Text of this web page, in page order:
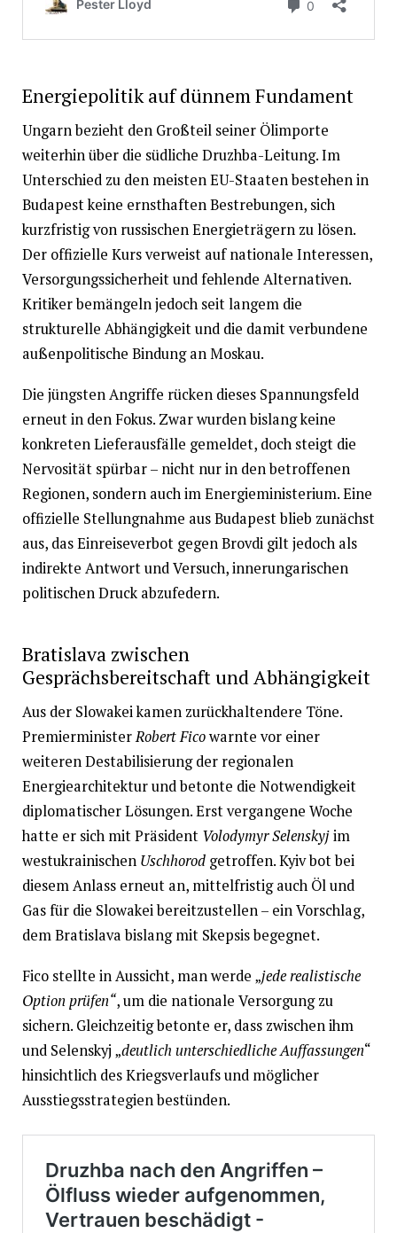
Energiepolitik auf dünnem Fundament
Ungarn bezieht den Großteil seiner Ölimporte
weiterhin über die südliche Druzhba-Leitung. Im
Unterschied zu den meisten EU-Staaten bestehen in
Budapest keine ernsthaften Bestrebungen, sich
kurzfristig von russischen Energieträgern zu lösen.
Der offizielle Kurs verweist auf nationale Interessen,
Versorgungssicherheit und fehlende Alternativen.
Kritiker bemängeln jedoch seit langem die
strukturelle Abhängigkeit und die damit verbundene
außenpolitische Bindung an Moskau.
Die jüngsten Angriffe rücken dieses Spannungsfeld
erneut in den Fokus. Zwar wurden bislang keine
konkreten Lieferausfälle gemeldet, doch steigt die
Nervosität spürbar – nicht nur in den betroffenen
Regionen, sondern auch im Energieministerium. Eine
offizielle Stellungnahme aus Budapest blieb zunächst
aus, das Einreiseverbot gegen Brovdi gilt jedoch als
indirekte Antwort und Versuch, innerungarischen
politischen Druck abzufedern.
Bratislava zwischen
Gesprächsbereitschaft und Abhängigkeit
Aus der Slowakei kamen zurückhaltendere Töne.
PremierministerRobert Ficowarnte vor einer
weiteren Destabilisierung der regionalen
Energiearchitektur und betonte die Notwendigkeit
diplomatischer Lösungen. Erst vergangene Woche
hatte er sich mit Präsident Volodymyr Selenskyjim
westukrainischen Uschhorodgetroffen. Kyiv bot bei
diesem Anlass erneut an, mittelfristig auch Öl und
Gas für die Slowakei bereitzustellen – ein Vorschlag,
dem Bratislava bislang mit Skepsis begegnet.
Fico stellte in Aussicht, man werde „jede realistische
Option prüfen“, um die nationale Versorgung zu
sichern. Gleichzeitig betonte er, dass zwischen ihm
und Selenskyj „deutlich unterschiedliche Auffassungen“
hinsichtlich des Kriegsverlaufs und möglicher
Ausstiegsstrategien bestünden.